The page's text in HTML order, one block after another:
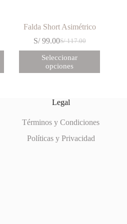
Falda Short Asimétrico
S/117.00
El
precio
original
era:
S/99.00El
precio
actual
es:
Seleccionar
opciones
Este
producto
tiene
Las
opciones
se
pueden
elegir
Legal
Términos y Condiciones
Políticas y Privacidad